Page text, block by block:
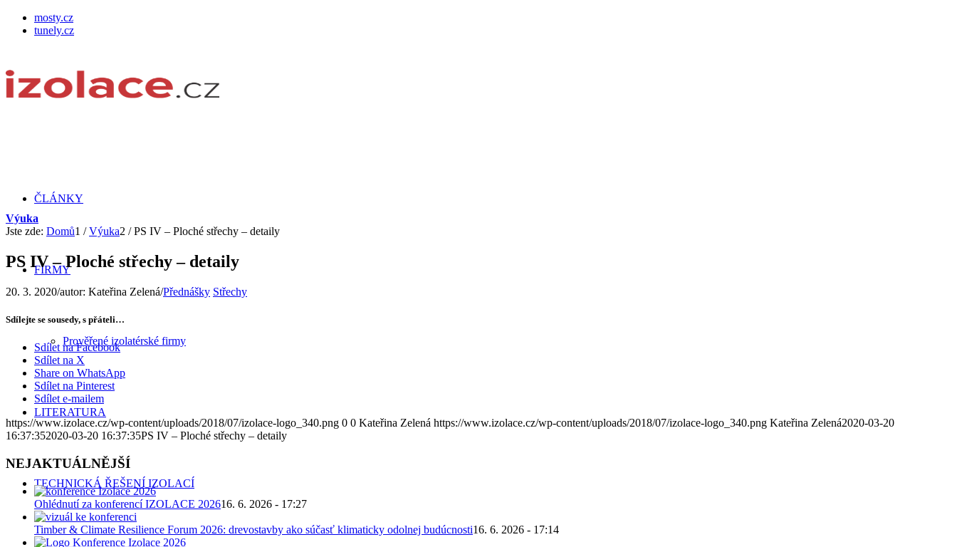
mosty.cz
tunely.cz
ČLÁNKY
FIRMY
Prověřené izolatérské firmy
LITERATURA
TECHNICKÁ ŘEŠENÍ IZOLACÍ
Výuka
Jste zde: Domů1 / Výuka2 / PS IV – Ploché střechy – detaily
PS IV – Ploché střechy – detaily
20. 3. 2020/autor: Kateřina Zelená/Přednášky Střechy
Sdílejte se sousedy, s přáteli…
Sdílet na Facebook
Sdílet na X
Share on WhatsApp
Sdílet na Pinterest
Sdílet e-mailem
https://www.izolace.cz/wp-content/uploads/2018/07/izolace-logo_340.png 0 0 Kateřina Zelená https://www.izolace.cz/wp-content/uploads/2018/07/izolace-logo_340.png Kateřina Zelená2020-03-20
16:37:352020-03-20 16:37:35PS IV – Ploché střechy – detaily
NEJAKTUÁLNĚJŠÍ
Ohlédnutí za konferencí IZOLACE 202616. 6. 2026 - 17:27
Timber & Climate Resilience Forum 2026: drevostavby ako súčasť klimaticky odolnej budúcnosti16. 6. 2026 - 17:14